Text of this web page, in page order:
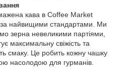
кава в Coffee Market
за найвищими стандартами. Ми
зерна невеликими партіями,
максимальну свіжість та
смаку. Це робить кожну чашку
насолодою для гурманів.